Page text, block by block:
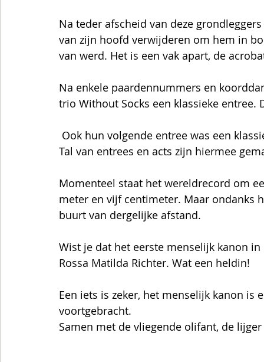
Na teder afscheid van deze
van zijn hoofd verwijderen om hem in
van werd. Het is een vak apart, de
Na enkele paardennummers en
trio Without Socks een klassieke
Ook hun volgende entree was een
Tal van entrees en acts zijn hiermee
Momenteel staat het wereldrecord om
meter en vijf centimeter. Maar ondanks
buurt van dergelijke afstand.
Wist je dat het eerste menselijk kanon
Rossa Matilda Richter. Wat een heldin!
Een iets is zeker, het menselijk kanon
voortgebracht.
Samen met de vliegende olifant, de